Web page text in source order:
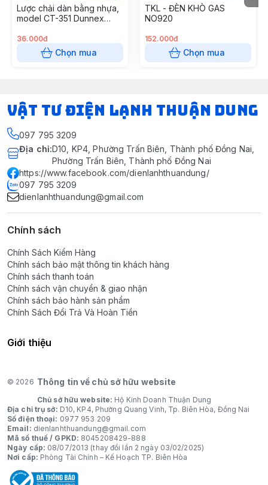
Lược chải dàn bằng nhựa,
model CT-351 Dunnex
36.000đ
Chọn mua
TKL - ĐÈN KHÒ GAS
NO920
152.000đ
Chọn mua
VẬT TƯ ĐIỆN LẠNH THUẬN DUNG
097 795 3209
Địa chỉ:D10, KP4, Phường Trấn Biên, Thành phố Đồng Nai,
Phường Trấn Biên, Thành phố Đồng Nai
https://www.facebook.com/dienlanhthuandung/
097 795 3209
dienlanhthuandung@gmail.com
Chính sách
Chính Sách Kiểm Hàng
Chính sách bảo mật thông tin khách hàng
Chính sách thanh toán
Chính sách vận chuyển & giao nhận
Chính sách bảo hành sản phẩm
Chính Sách Đổi Trả Và Hoàn Tiền
Giới thiệu
© 2026 Thông tin về chủ sở hữu website
Chủ sở hữu website: Hộ Kinh Doanh Thuận Dung
Địa chỉ trụ sở: D10, KP4, Phường Quang Vinh, Tp. Biên Hòa, Đồng Nai
Số điện thoại: 0977 953 209
Email: dienlanhthuandung@gmail.com
Mã số thuế / GPKD: 8045208429-888
Ngày cấp: 08/07/2013 (thay đổi lần 2 ngày 03/02/2025)
Nơi cấp: Phòng Tài Chính – Kế Hoạch TP. Biên Hòa